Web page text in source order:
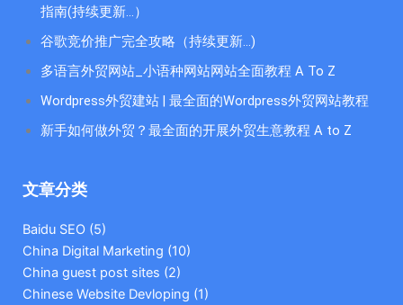
指南(持续更新...）
谷歌竞价推广完全攻略（持续更新…)
多语言外贸网站_小语种网站网站全面教程 A To Z
Wordpress外贸建站 | 最全面的Wordpress外贸网站教程
新手如何做外贸？最全面的开展外贸生意教程 A to Z
文章分类
Baidu SEO (5)
China Digital Marketing (10)
China guest post sites (2)
Chinese Website Devloping (1)